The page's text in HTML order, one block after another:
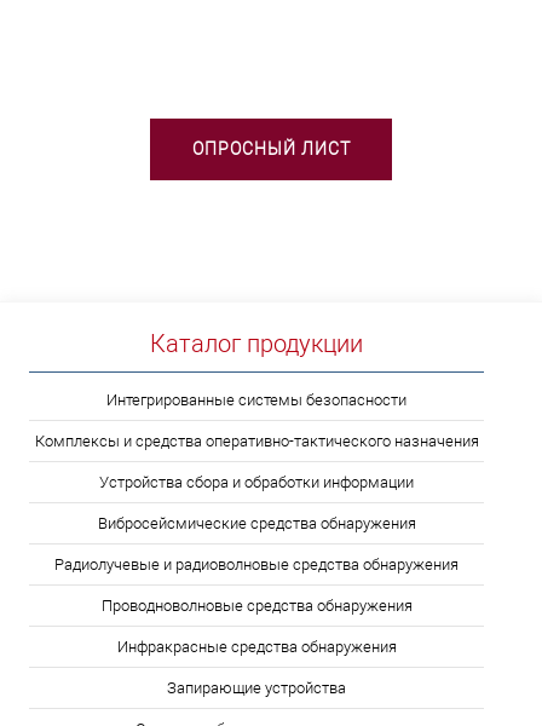
ОПРОСНЫЙ ЛИСТ
Каталог продукции
Интегрированные системы безопасности
Комплексы и средства оперативно-тактического назначения
Устройства сбора и обработки информации
Вибросейсмические средства обнаружения
Радиолучевые и радиоволновые средства обнаружения
Проводноволновые средства обнаружения
Инфракрасные средства обнаружения
Запирающие устройства